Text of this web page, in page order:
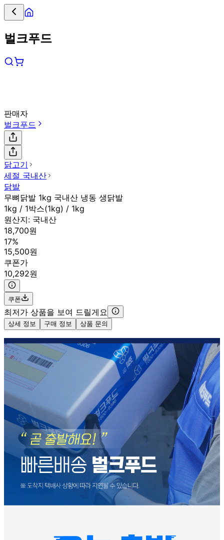
벌크푸드
판매자
벌크푸드
닭고기
세절 국내산
닭발
무뼈닭발 1kg 국내산 냉동 생닭발
1kg / 1박스(1kg) / 1kg
원산지: 국내산
18,700원
17%
15,500원
쿠폰가
10,292원
쿠폰
최저가 상품을 보여 드릴게요
상세 정보 구매 정보 상품 문의